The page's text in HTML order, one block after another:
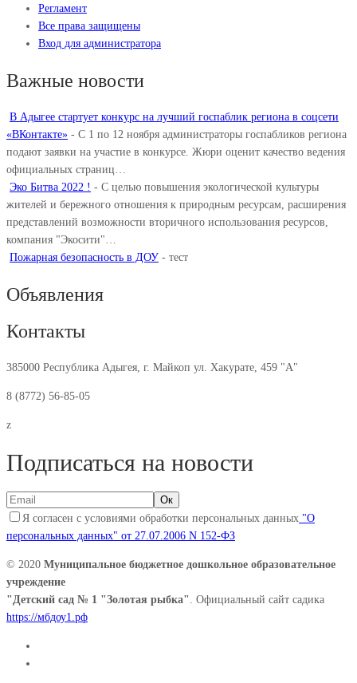
Регламент
Все права защищены
Вход для администратора
Важные новости
В Адыгее стартует конкурс на лучший госпаблик региона в соцсети
«ВКонтакте» - С 1 по 12 ноября администраторы госпабликов региона
подают заявки на участие в конкурсе. Жюри оценит качество ведения
официальных страниц…
Эко Битва 2022 ! - С целью повышения экологической культуры
жителей и бережного отношения к природным ресурсам, расширения
представлений возможности вторичного использования ресурсов,
компания "Экосити"…
Пожарная безопасность в ДОУ - тест
Объявления
Контакты
385000 Республика Адыгея, г. Майкоп ул. Хакурате, 459 "А"
8 (8772) 56-85-05
z
Подписаться на новости
Я согласен с условиями обработки персональных данных "О
персональных данных" от 27.07.2006 N 152-ФЗ
© 2020 Муниципальное бюджетное дошкольное образовательное
учреждение
"Детский сад № 1 "Золотая рыбка"
. Официальный сайт садика
https://мбдоу1.рф